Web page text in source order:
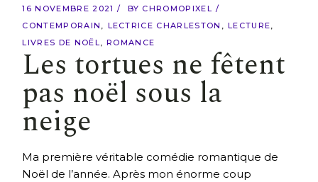
16 NOVEMBRE 2021 BY CHROMOPIXEL
CONTEMPORAIN
LECTRICE CHARLESTON
LECTURE
LIVRES DE NOËL
ROMANCE
Les tortues ne fêtent
pas noël sous la
neige
Ma première véritable comédie romantique de
Noël de l’année. Après mon énorme coup